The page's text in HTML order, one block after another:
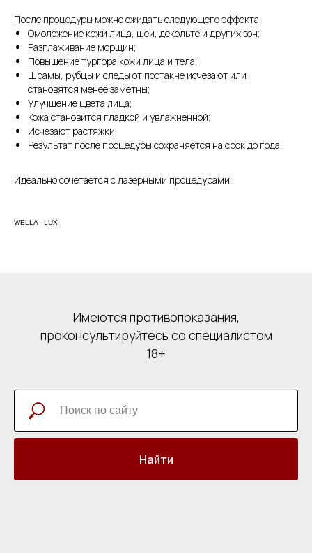
После процедуры можно ожидать следующего эффекта:
Омоложение кожи лица, шеи, декольте и других зон;
Разглаживание морщин;
Повышение тургора кожи лица и тела;
Шрамы, рубцы и следы от постакне исчезают или
становятся менее заметны;
Улучшение цвета лица;
Кожа становится гладкой и увлажненной;
Исчезают растяжки.
Результат после процедуры сохраняется на срок до года.
Идеально сочетается с лазерными процедурами.
WELLA - LUX
Имеются противопоказания,
проконсультируйтесь со специалистом
18+
Найти